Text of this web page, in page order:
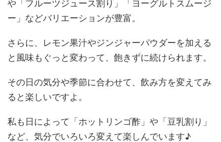
や「フルーツジュース割り」「ヨーグルトスムージ
ー」などバリエーションが豊富。
さらに、レモン果汁やジンジャーパウダーを加える
と風味もぐっと変わって、飽きずに続けられます。
その日の気分や季節に合わせて、飲み方を変えてみ
ると楽しいですよ。
私も日によって「ホットリンゴ酢」や「豆乳割り」
など、気分でいろいろ変えて楽しんでいます♪